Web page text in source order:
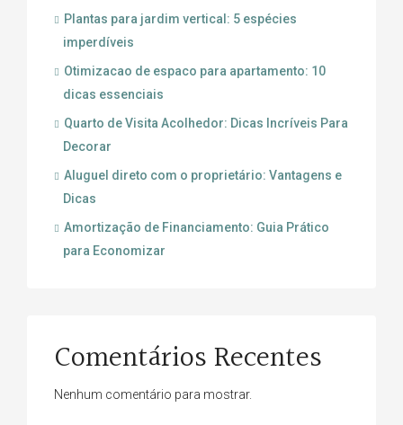
Plantas para jardim vertical: 5 espécies
imperdíveis
Otimizacao de espaco para apartamento: 10
dicas essenciais
Quarto de Visita Acolhedor: Dicas Incríveis Para
Decorar
Aluguel direto com o proprietário: Vantagens e
Dicas
Amortização de Financiamento: Guia Prático
para Economizar
Comentários Recentes
Nenhum comentário para mostrar.